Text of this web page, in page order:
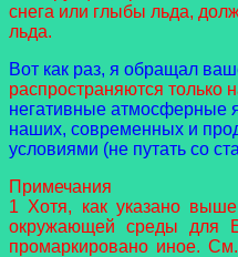
снега или глыбы льда,
льда.
Вот как раз, я обращал
распространяются только
негативные атмосферные
наших, современных и
условиями (не путать со
Примечания
1 Хотя, как указано
окружающей среды для
промаркировано иное.